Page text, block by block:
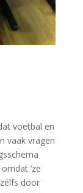
voetbal en
vaak vragen
‘ze
door